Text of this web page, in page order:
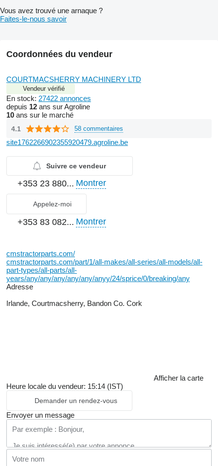
Vous avez trouvé une arnaque ?
Faites-le-nous savoir
Coordonnées du vendeur
COURTMACSHERRY MACHINERY LTD
Vendeur vérifié
En stock: 27422 annonces
depuis 12 ans sur Agroline
10 ans sur le marché
4.1 58 commentaires
site1762266902355920479.agroline.be
Suivre ce vendeur
+353 23 880... Montrer
Appelez-moi
+353 83 082... Montrer
cmstractorparts.com/
cmstractorparts.com/part/1/all-makes/all-series/all-models/all-
part-types/all-parts/all-
years/any/any/any/any/any/anyy/24/sprice/0/breaking/any
Adresse
Irlande, Courtmacsherry, Bandon Co. Cork
Afficher la carte
Heure locale du vendeur: 15:14 (IST)
Demander un rendez-vous
Envoyer un message